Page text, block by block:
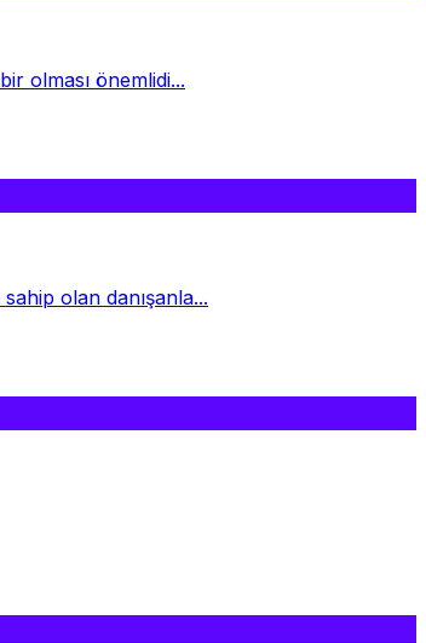
olması önemlidi...
olan danışanla...